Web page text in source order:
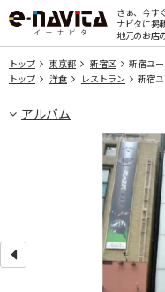
さぁ、今す
ナビタに掲
地元のお店
トップ 東京都 新宿区
新宿ユ
トップ
洋食 レストラン 新宿
アルバム